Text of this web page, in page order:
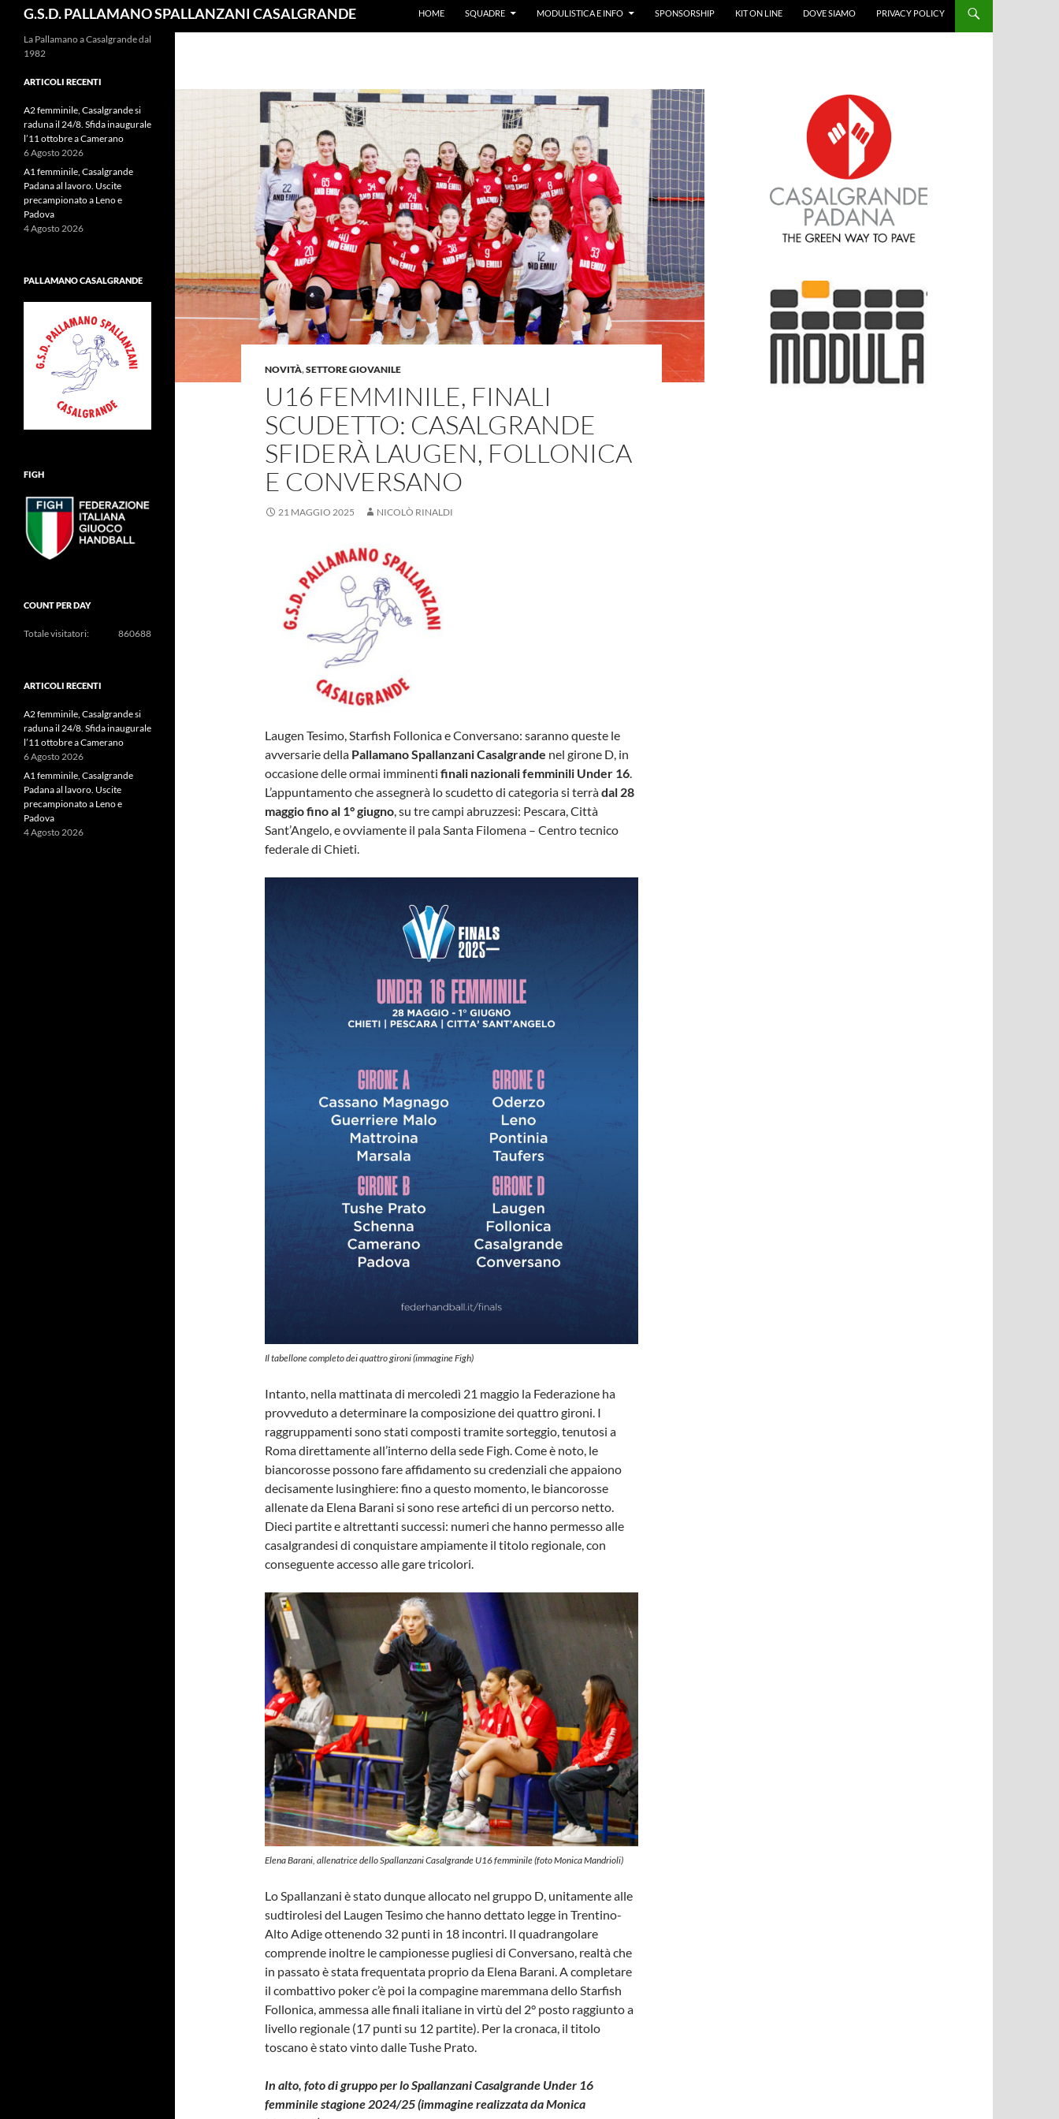
G.S.D. PALLAMANO SPALLANZANI CASALGRANDE HOME SQUADRE MODULISTICA E INFO SPONSORSHIP KIT ON LINE DOVE SIAMO PRIVACY POLICY
NOVITÀ,SETTORE GIOVANILE
U16 FEMMINILE, FINALI
SCUDETTO: CASALGRANDE
SFIDERÀ LAUGEN, FOLLONICA
E CONVERSANO
21 MAGGIO 2025 NICOLÒ RINALDI
Laugen Tesimo, Starfish Follonica e Conversano: saranno queste le
avversarie della Pallamano Spallanzani Casalgrande nel girone D, in
occasione delle ormai imminenti finali nazionali femminili Under 16
L’appuntamento che assegnerà lo scudetto di categoria si terràdal 28
maggio fino al 1° giugno , su tre campi abruzzesi: Pescara, Città
Sant’Angelo, e ovviamente il pala Santa Filomena – Centro tecnico
federale di Chieti.
Il tabellone completo dei quattro gironi (immagine Figh)
Intanto, nella mattinata di mercoledì 21 maggio la Federazione ha
provveduto a determinare la composizione dei quattro gironi. I
raggruppamenti sono stati composti tramite sorteggio, tenutosi a
Roma direttamente all’interno della sede Figh. Come è noto, le
biancorosse possono fare affidamento su credenziali che appaiono
decisamente lusinghiere: fino a questo momento, le biancorosse
allenate da Elena Barani si sono rese artefici di un percorso netto.
Dieci partite e altrettanti successi: numeri che hanno permesso alle
casalgrandesi di conquistare ampiamente il titolo regionale, con
conseguente accesso alle gare tricolori.
Elena Barani, allenatrice dello Spallanzani Casalgrande U16 femminile (foto Monica Mandrioli)
Lo Spallanzani è stato dunque allocato nel gruppo D, unitamente alle
sudtirolesi del Laugen Tesimo che hanno dettato legge in Trentino-
Alto Adige ottenendo 32 punti in 18 incontri. Il quadrangolare
comprende inoltre le campionesse pugliesi di Conversano, realtà che
in passato è stata frequentata proprio da Elena Barani. A completare
il combattivo poker c’è poi la compagine maremmana dello Starfish
Follonica, ammessa alle finali italiane in virtù del 2° posto raggiunto a
livello regionale (17 punti su 12 partite). Per la cronaca, il titolo
toscano è stato vinto dalle Tushe Prato.
In alto, foto di gruppo per lo Spallanzani Casalgrande Under 16
femminile stagione 2024/25 (immagine realizzata da Monica
La Pallamano a Casalgrande dal
1982
ARTICOLI RECENTI
A2 femminile, Casalgrande si
raduna il 24/8. Sfida inaugurale
l’11 ottobre a Camerano
6 Agosto 2026
A1 femminile, Casalgrande
Padana al lavoro. Uscite
precampionato a Leno e
Padova
4 Agosto 2026
PALLAMANO CASALGRANDE
FIGH
COUNT PER DAY
860688
Totale visitatori:
ARTICOLI RECENTI
A2 femminile, Casalgrande si
raduna il 24/8. Sfida inaugurale
l’11 ottobre a Camerano
6 Agosto 2026
A1 femminile, Casalgrande
Padana al lavoro. Uscite
precampionato a Leno e
Padova
4 Agosto 2026